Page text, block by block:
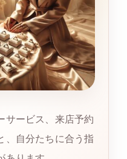
サービス、来店予約
、自分たちに合う指